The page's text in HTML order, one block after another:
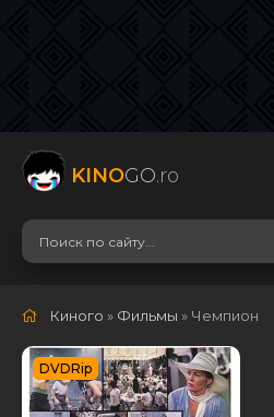
KINOGO.ro
Киного » Фильмы » Чемпион
DVDRip